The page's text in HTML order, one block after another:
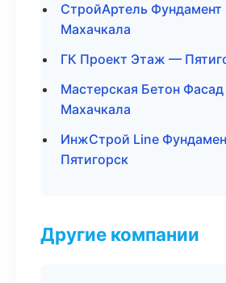
СтройАртель
Махачкала
ГК Проект Этаж —
Мастерская Бетон
Махачкала
ИнжСтрой Line
Пятигорск
Другие компании